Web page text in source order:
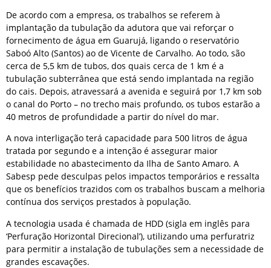
De acordo com a empresa, os trabalhos se referem à
implantação da tubulação da adutora que vai reforçar o
fornecimento de água em Guarujá, ligando o reservatório
Saboó Alto (Santos) ao de Vicente de Carvalho. Ao todo, são
cerca de 5,5 km de tubos, dos quais cerca de 1 km é a
tubulação subterrânea que está sendo implantada na região
do cais. Depois, atravessará a avenida e seguirá por 1,7 km sob
o canal do Porto – no trecho mais profundo, os tubos estarão a
40 metros de profundidade a partir do nível do mar.
A nova interligação terá capacidade para 500 litros de água
tratada por segundo e a intenção é assegurar maior
estabilidade no abastecimento da Ilha de Santo Amaro. A
Sabesp pede desculpas pelos impactos temporários e ressalta
que os benefícios trazidos com os trabalhos buscam a melhoria
contínua dos serviços prestados à população.
A tecnologia usada é chamada de HDD (sigla em inglês para
‘Perfuração Horizontal Direcional’), utilizando uma perfuratriz
para permitir a instalação de tubulações sem a necessidade de
grandes escavações.